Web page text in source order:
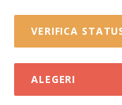
VERIFICA
ALEGERI